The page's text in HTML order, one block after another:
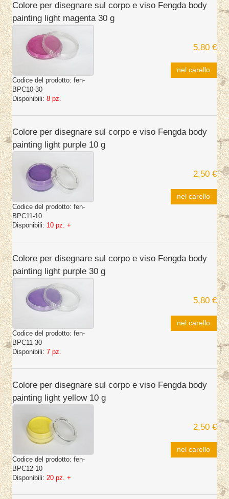
Colore per disegnare sul corpo e viso Fengda body
painting light magenta 30 g
Codice del prodotto: fen-
BPC10-30
Disponibili: 8 pz.
5,80 €
nel carello
Colore per disegnare sul corpo e viso Fengda body
painting light purple 10 g
Codice del prodotto: fen-
BPC11-10
Disponibili: 10 pz. +
2,50 €
nel carello
Colore per disegnare sul corpo e viso Fengda body
painting light purple 30 g
Codice del prodotto: fen-
BPC11-30
Disponibili: 7 pz.
5,80 €
nel carello
Colore per disegnare sul corpo e viso Fengda body
painting light yellow 10 g
Codice del prodotto: fen-
BPC12-10
Disponibili: 20 pz. +
2,50 €
nel carello